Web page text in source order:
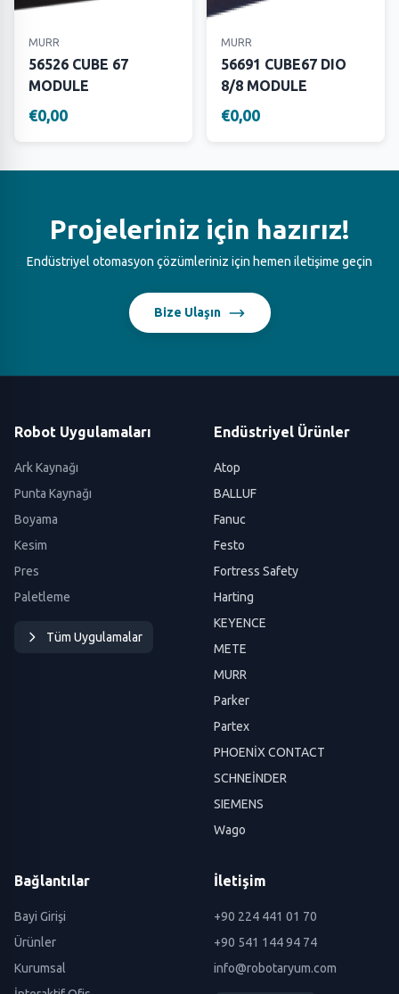
MURR
56526 CUBE 67
MODULE
€0,00
MURR
56691 CUBE67 DIO
8/8 MODULE
€0,00
Projeleriniz için hazırız!
Endüstriyel otomasyon çözümleriniz için hemen iletişime geçin
Bize Ulaşın
Robot Uygulamaları
Ark Kaynağı
Punta Kaynağı
Boyama
Kesim
Pres
Paletleme
Tüm Uygulamalar
Endüstriyel Ürünler
Atop
BALLUF
Fanuc
Festo
Fortress Safety
Harting
KEYENCE
METE
MURR
Parker
Partex
PHOENİX CONTACT
SCHNEİNDER
SIEMENS
Wago
Bağlantılar
Bayi Girişi
Ürünler
Kurumsal
İletişim
+90 224 441 01 70
+90 541 144 94 74
info@robotaryum.com